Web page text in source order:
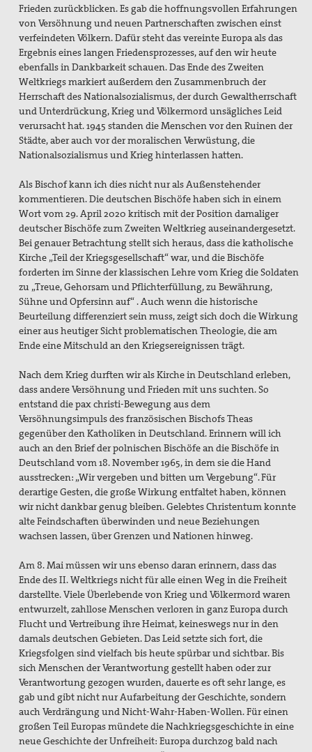
Frieden zurückblicken. Es gab die hoffnungsvollen Erfahrungen
von Versöhnung und neuen Partnerschaften zwischen einst
verfeindeten Völkern. Dafür steht das vereinte Europa als das
Ergebnis eines langen Friedensprozesses, auf den wir heute
ebenfalls in Dankbarkeit schauen. Das Ende des Zweiten
Weltkriegs markiert außerdem den Zusammenbruch der
Herrschaft des Nationalsozialismus, der durch Gewaltherrschaft
und Unterdrückung, Krieg und Völkermord unsägliches Leid
verursacht hat. 1945 standen die Menschen vor den Ruinen der
Städte, aber auch vor der moralischen Verwüstung, die
Nationalsozialismus und Krieg hinterlassen hatten.
Als Bischof kann ich dies nicht nur als Außenstehender
kommentieren. Die deutschen Bischöfe haben sich in einem
Wort vom 29. April 2020 kritisch mit der Position damaliger
deutscher Bischöfe zum Zweiten Weltkrieg auseinandergesetzt.
Bei genauer Betrachtung stellt sich heraus, dass die katholische
Kirche „Teil der Kriegsgesellschaft“ war, und die Bischöfe
forderten im Sinne der klassischen Lehre vom Krieg die Soldaten
zu „Treue, Gehorsam und Pflichterfüllung, zu Bewährung,
Sühne und Opfersinn auf“ . Auch wenn die historische
Beurteilung differenziert sein muss, zeigt sich doch die Wirkung
einer aus heutiger Sicht problematischen Theologie, die am
Ende eine Mitschuld an den Kriegsereignissen trägt.
Nach dem Krieg durften wir als Kirche in Deutschland erleben,
dass andere Versöhnung und Frieden mit uns suchten. So
entstand die pax christi-Bewegung aus dem
Versöhnungsimpuls des französischen Bischofs Theas
gegenüber den Katholiken in Deutschland. Erinnern will ich
auch an den Brief der polnischen Bischöfe an die Bischöfe in
Deutschland vom 18. November 1965, in dem sie die Hand
ausstrecken: „Wir vergeben und bitten um Vergebung“. Für
derartige Gesten, die große Wirkung entfaltet haben, können
wir nicht dankbar genug bleiben. Gelebtes Christentum konnte
alte Feindschaften überwinden und neue Beziehungen
wachsen lassen, über Grenzen und Nationen hinweg.
Am 8. Mai müssen wir uns ebenso daran erinnern, dass das
Ende des II. Weltkriegs nicht für alle einen Weg in die Freiheit
darstellte. Viele Überlebende von Krieg und Völkermord waren
entwurzelt, zahllose Menschen verloren in ganz Europa durch
Flucht und Vertreibung ihre Heimat, keineswegs nur in den
damals deutschen Gebieten. Das Leid setzte sich fort, die
Kriegsfolgen sind vielfach bisheute spürbar und sichtbar. Bis
sich Menschen der Verantwortung gestellt haben oder zur
Verantwortung gezogen wurden, dauerte es oft sehr lange, es
gab und gibt nicht nur Aufarbeitung der Geschichte, sondern
auch Verdrängung und Nicht-Wahr-Haben-Wollen. Für einen
großen Teil Europas mündete die Nachkriegsgeschichte in eine
neue Geschichte der Unfreiheit: Europa durchzog bald nach